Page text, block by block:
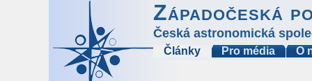
Západočeská
Česká astronomická
Články Pro média O